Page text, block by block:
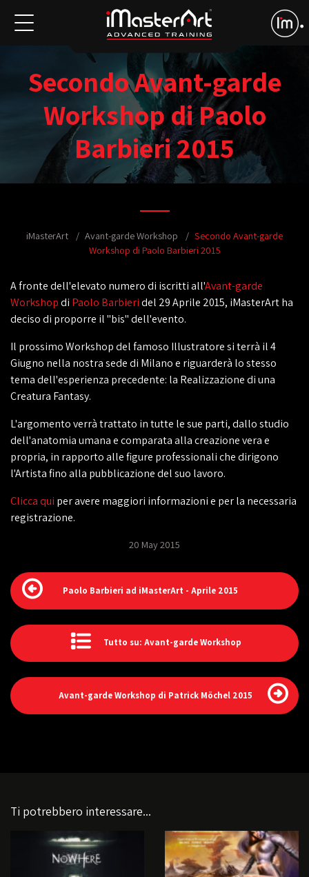
Secondo Avant-garde
Workshop di Paolo
Barbieri 2015
iMasterArt Avant-garde Workshop
Secondo Avant-garde
Workshop di Paolo Barbieri 2015
A fronte dell'elevato numero di iscritti all'Avant-garde
Workshopdi Paolo Barbieridel 29 Aprile 2015, iMasterArt ha
deciso di proporre il "bis" dell'evento.
Il prossimo Workshop del famoso Illustratore si terrà il 4
Giugno nella nostra sede di Milano e riguarderà lo stesso
tema dell'esperienza precedente: la Realizzazione di una
Creatura Fantasy.
L'argomento verrà trattato in tutte le sue parti, dallo studio
dell'anatomia umana e comparata alla creazione vera e
propria, in rapporto alle figure professionali che dirigono
l'Artista fino alla pubblicazione del suo lavoro.
‎Clicca qui per avere maggiori informazioni e per la necessaria
registrazione.
20 May 2015
Paolo Barbieri ad iMasterArt - Aprile 2015
Tutto su: Avant-garde Workshop
Avant-garde Workshop di Patrick Möchel 2015
Ti potrebbero interessare...